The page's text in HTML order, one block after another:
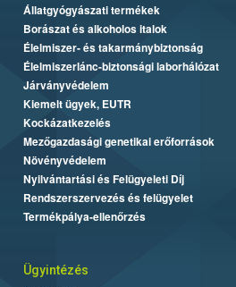
Állatgyógyászati termékek
Borászat és alkoholos italok
Élelmiszer- és takarmánybiztonság
Élelmiszerlánc-biztonsági laborhálózat
Járványvédelem
Kiemelt ügyek, EUTR
Kockázatkezelés
Mezőgazdasági genetikai erőforrások
Növényvédelem
Nyilvántartási és Felügyeleti Díj
Rendszerszervezés és felügyelet
Termékpálya-ellenőrzés
Ügyintézés